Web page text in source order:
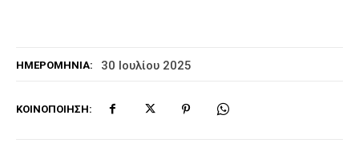
ΗΜΕΡΟΜΗΝΊΑ: 30 Ιουλίου 2025
ΚΟΙΝΟΠΟΊΗΣΗ: